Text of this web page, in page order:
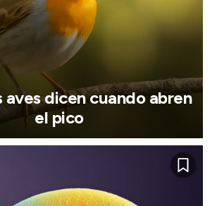
aves dicen cuando abren
el pico